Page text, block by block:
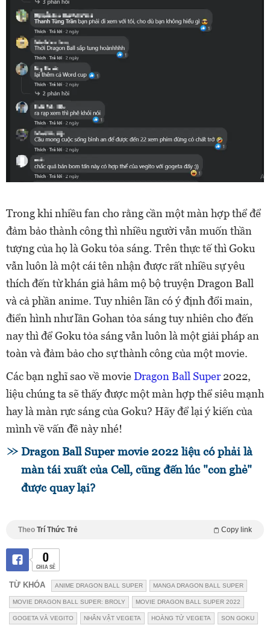
Trong khi nhiều fan cho rằng cần một màn hợp thể để
đảm bảo thành công thì nhiều người vẫn muốn thần
tượng của họ là Goku tỏa sáng. Trên thực tế thì Goku
vẫn luôn là một cái tên nhận được rất nhiều sự yêu
thích đến từ khán giả hâm mộ bộ truyện Dragon Ball
và cả phần anime. Tuy nhiên lần có ý định đổi main,
điển hình như lần Gohan tỏa sáng tuy nhiên cho đến
nay thì để Goku tỏa sáng vẫn luôn là một giải pháp an
toàn và đảm bảo cho sự thành công của một movie.
Các bạn nghĩ sao về movieDragon Ball Super2022,
liệu chúng ta sẽ thấy được một màn hợp thể siêu mạnh
hay là màn rực sáng của Goku? Hãy để lại ý kiến của
mình về vấn đề này nhé!
Dragon Ball Super movie 2022 liệu có phải là
màn tái xuất của Cell, cũng đến lúc "con ghẻ"
được quay lại?
Theo Trí Thức Trẻ Copy link
0
CHIA SẺ
TỪ KHÓA ANIME DRAGON BALL SUPER MANGA DRAGON BALL SUPER
MOVIE DRAGON BALL SUPER: BROLY MOVIE DRAGON BALL SUPER 2022
GOGETA VÀ VEGITO NHÂN VẬT VEGETA HOÀNG TỬ VEGETA SON GOKU